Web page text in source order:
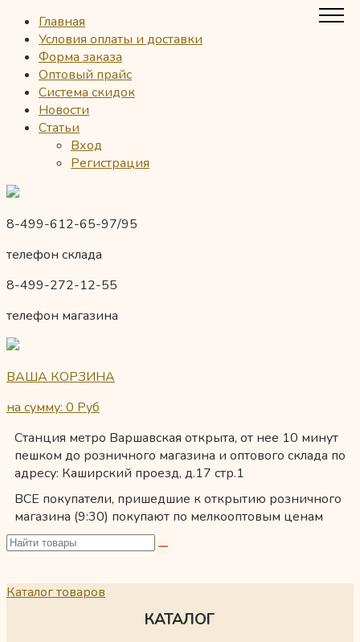
Главная
Условия оплаты и доставки
Форма заказа
Оптовый прайс
Система скидок
Новости
Статьи
Вход
Регистрация
8-499-612-65-97/95
телефон склада
8-499-272-12-55
телефон магазина
ВАША КОРЗИНА
на сумму: 0 Руб
Станция метро Варшавская открыта, от нее 10 минут
пешком до розничного магазина и оптового склада по
адресу: Каширский проезд, д.17 стр.1
ВСЕ покупатели, пришедшие к открытию розничного
магазина (9:30) покупают по мелкооптовым ценам
Каталог товаров
КАТАЛОГ